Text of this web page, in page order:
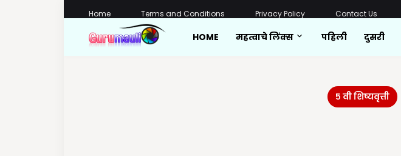
Home Terms and Conditions Privacy Policy Contact Us
HOME महत्वाचे लिंक्स पहिली दुसरी
५ वी शिष्यवृत्ती